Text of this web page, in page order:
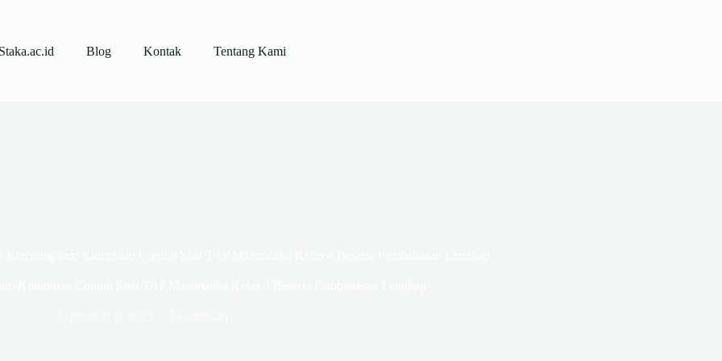
Staka.ac.id
Blog Kontak Tentang Kami